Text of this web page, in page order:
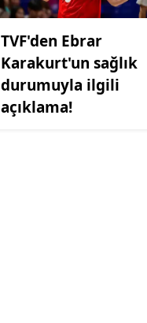
TVF'den Ebrar
Karakurt'un sağlık
durumuyla ilgili
açıklama!